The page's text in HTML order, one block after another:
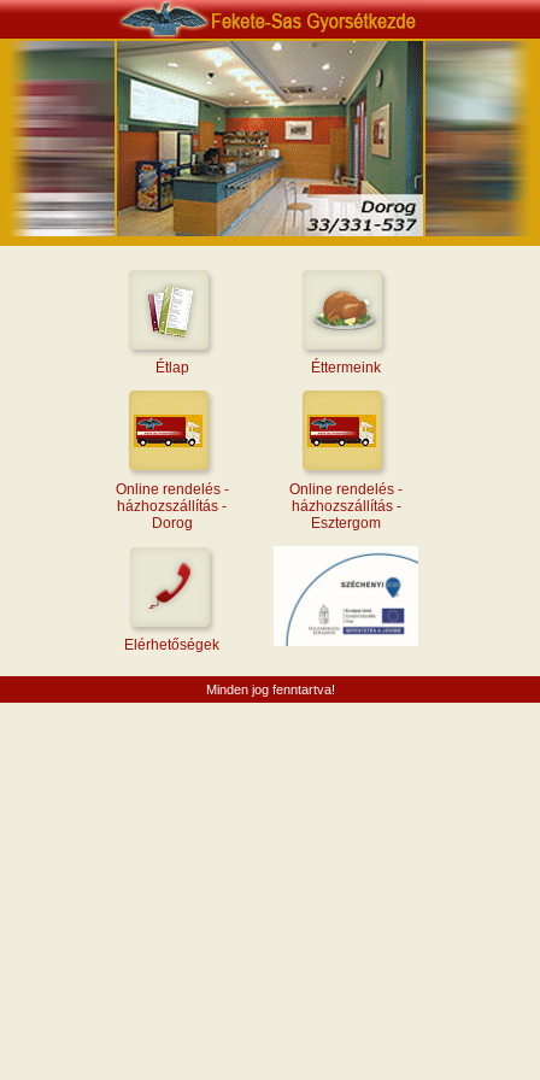
Étlap Éttermeink
Online rendelés -
házhozszállítás -
Dorog
Online rendelés -
házhozszállítás -
Esztergom
Elérhetőségek
Minden jog fenntartva!